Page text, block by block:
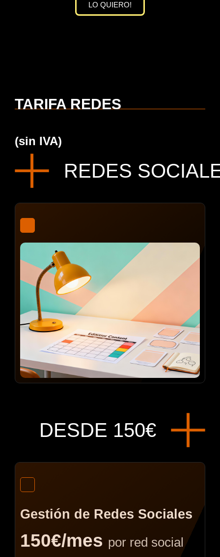
LO QUIERO!
TARIFA REDES
(sin IVA)
REDES
DESDE 150€
Gestión de Redes Sociales
150€/mes por red social